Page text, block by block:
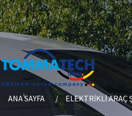
ANA SAYFA ELEKTRIKLI ARAÇ